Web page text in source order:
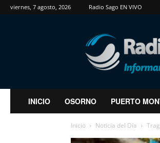
viernes, 7 agosto, 2026 Radio Sago EN VIVO
RadioSago
INICIO OSORNO PUERTO
Inicio Noticia del Día